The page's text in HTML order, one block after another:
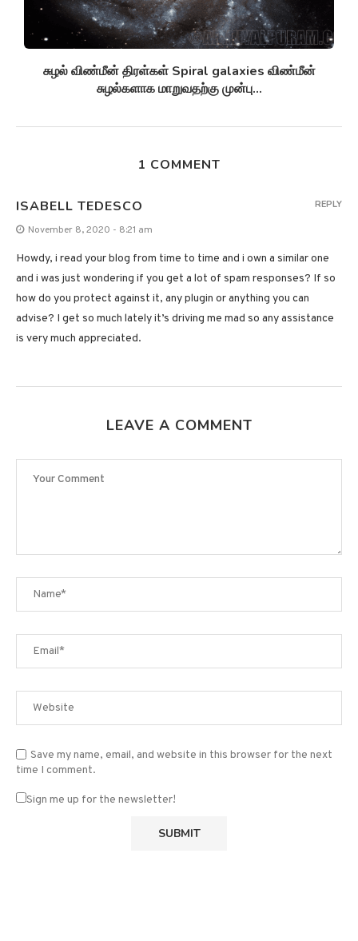
சுழல் விண்மீன் திரள்கள் Spiral galaxies விண்மீன்
சுழல்களாக மாறுவதற்கு முன்பு...
1 COMMENT
ISABELL TEDESCO
November 8, 2020 - 8:21 am
Howdy, i read your blog from time to time and i own a similar one
and i was just wondering if you get a lot of spam responses? If so
how do you protect against it, any plugin or anything you can
advise? I get so much lately it’s driving me mad so any assistance
is very much appreciated.
REPLY
LEAVE A COMMENT
Save my name, email, and website in this browser for the next
time I comment.
Sign me up for the newsletter!